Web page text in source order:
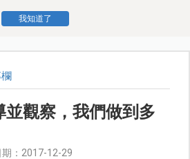
我知道了
並觀察，我們做到多
期：2017-12-29